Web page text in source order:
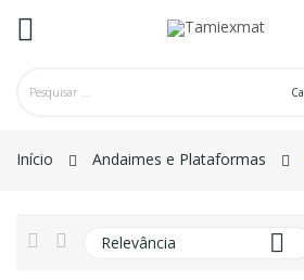
Início Andaimes e Plataformas
Relevância 